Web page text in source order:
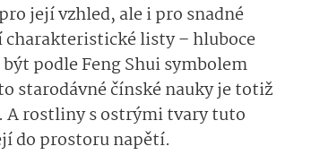
její vzhled, ale i pro snadné
charakteristické listy – hluboce
podle Feng Shui symbolem
starodávné čínské nauky je totiž
A rostliny s ostrými tvary tuto
do prostoru napětí.